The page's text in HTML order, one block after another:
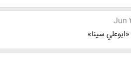
Jun
سينا»